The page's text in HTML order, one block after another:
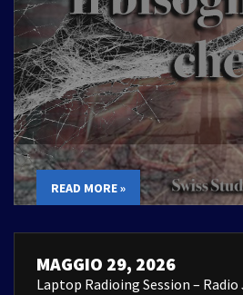
READ MORE »
MAGGIO 29, 2026
Laptop Radioing Session –